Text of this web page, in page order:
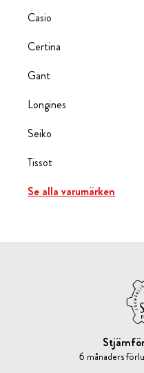
Casio
Certina
Gant
Longines
Seiko
Tissot
Se alla varumärken
6 månaders